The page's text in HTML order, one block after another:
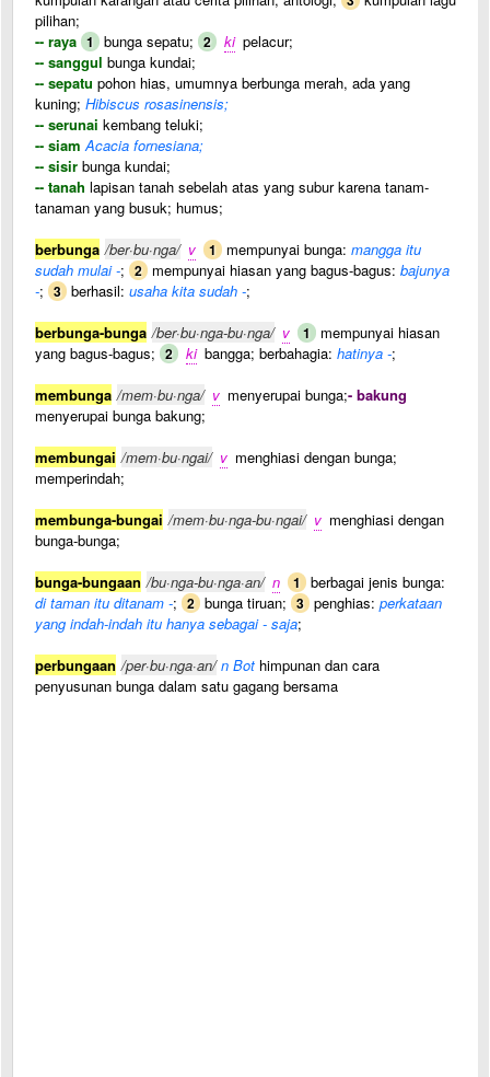
pilihan;
-- raya 1 bunga sepatu; 2 ki pelacur;
-- sanggul bunga kundai;
-- sepatu pohon hias, umumnya berbunga merah, ada yang
kuning; Hibiscus rosasinensis;
-- serunai kembang teluki;
-- siam Acacia fornesiana;
-- sisir bunga kundai;
-- tanah lapisan tanah sebelah atas yang subur karena tanam-
tanaman yang busuk; humus;
berbunga /ber·bu·nga/ v 1 mempunyai bunga: mangga itu
sudah mulai -; 2 mempunyai hiasan yang bagus-bagus: bajunya
-; 3 berhasil: usaha kita sudah -;
berbunga-bunga /ber·bu·nga-bu·nga/ v 1
mempunyai hiasan
yang bagus-bagus; 2 ki bangga; berbahagia: hatinya -;
membunga /mem·bu·nga/ v menyerupai bunga;- bakung
menyerupai bunga bakung;
membungai /mem·bu·ngai/ v menghiasi dengan bunga;
memperindah;
membunga-bungai /mem·bu·nga-bu·ngai/ v menghiasi dengan
bunga-bunga;
bunga-bungaan /bu·nga-bu·nga·an/ n 1 berbagai jenis bunga:
di taman itu ditanam -; 2 bunga tiruan; 3 penghias: perkataan
yang indah-indah itu hanya sebagai - saja;
perbungaan /per·bu·nga·an/ n Bot himpunan dan cara
penyusunan bunga dalam satu gagang bersama